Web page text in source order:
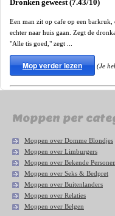
Dronken geweest (7.43/10)
Een man zit op cafe op een
echter naar huis gaan. Zegt de
"Alle tis goed," zegt ...
Mop verder lezen (Je
Moppen per
Moppen over Domme Blondjes
Moppen over Limburgers
Moppen over Bekende Personen
Moppen over Seks & Bedpret
Moppen over Buitenlanders
Moppen over Relaties
Moppen over Belgen